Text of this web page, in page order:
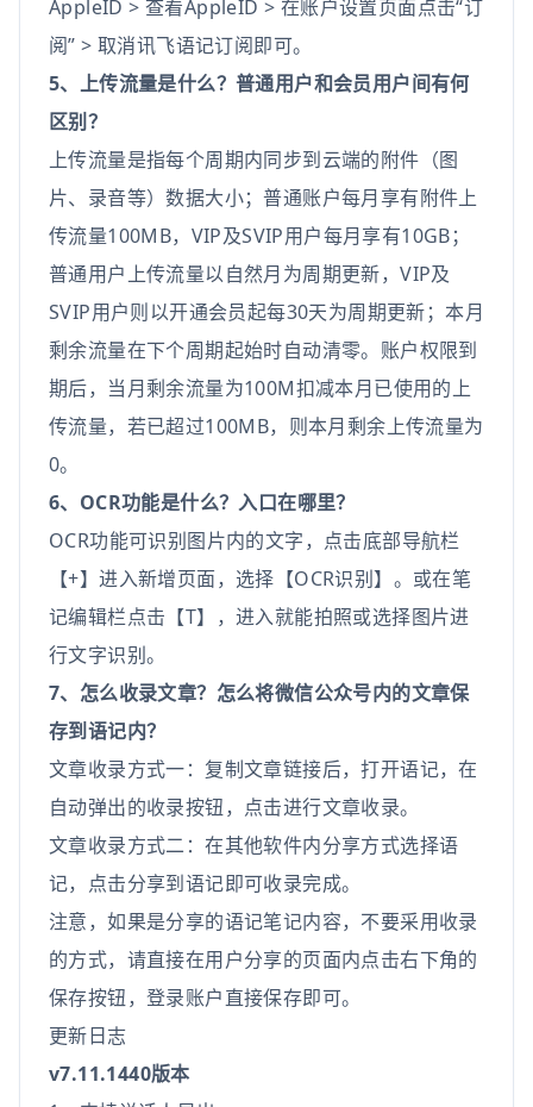
AppleID > 查看AppleID > 在账户设置页面点击“订
阅” > 取消讯飞语记订阅即可。
5、上传流量是什么？普通用户和会员用户间有何
区别？
上传流量是指每个周期内同步到云端的附件（图
片、录音等）数据大小；普通账户每月享有附件上
传流量100MB，VIP及SVIP用户每月享有10GB；
普通用户上传流量以自然月为周期更新，VIP及
SVIP用户则以开通会员起每30天为周期更新；本月
剩余流量在下个周期起始时自动清零。账户权限到
期后，当月剩余流量为100M扣减本月已使用的上
传流量，若已超过100MB，则本月剩余上传流量为
0。
6、OCR功能是什么？入口在哪里？
OCR功能可识别图片内的文字，点击底部导航栏
【+】进入新增页面，选择【OCR识别】。或在笔
记编辑栏点击【T】，进入就能拍照或选择图片进
行文字识别。
7、怎么收录文章？怎么将微信公众号内的文章保
存到语记内？
文章收录方式一：复制文章链接后，打开语记，在
自动弹出的收录按钮，点击进行文章收录。
文章收录方式二：在其他软件内分享方式选择语
记，点击分享到语记即可收录完成。
注意，如果是分享的语记笔记内容，不要采用收录
的方式，请直接在用户分享的页面内点击右下角的
保存按钮，登录账户直接保存即可。
更新日志
v7.11.1440版本